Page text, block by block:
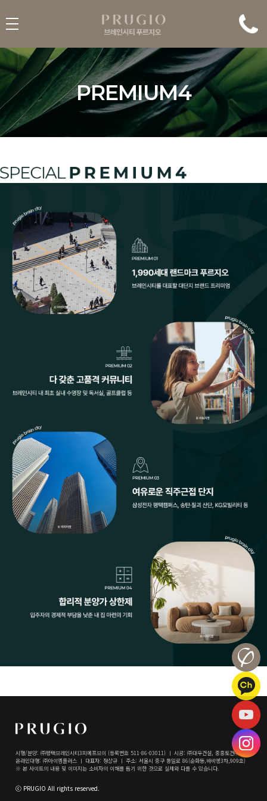
PREMIUM4
시행/분양: ㈜평택브레인시티3피에프브이 (등록번호 511-86-03011) ㅣ 시공: ㈜대우건설, 중흥토건㈜
온라인대행: ㈜아이엠플러스 ㅣ 대표자: 정상규 ㅣ 주소: 서울시 중구 통일로 86(순화동,바비엥3차,909호)
※ 본 사이트의 내용 및 이미지는 소비자의 이해를 돕기 위한 것으로 실제와 다를 수 있습니다.
ⓒ PRUGIO All rights reserved.